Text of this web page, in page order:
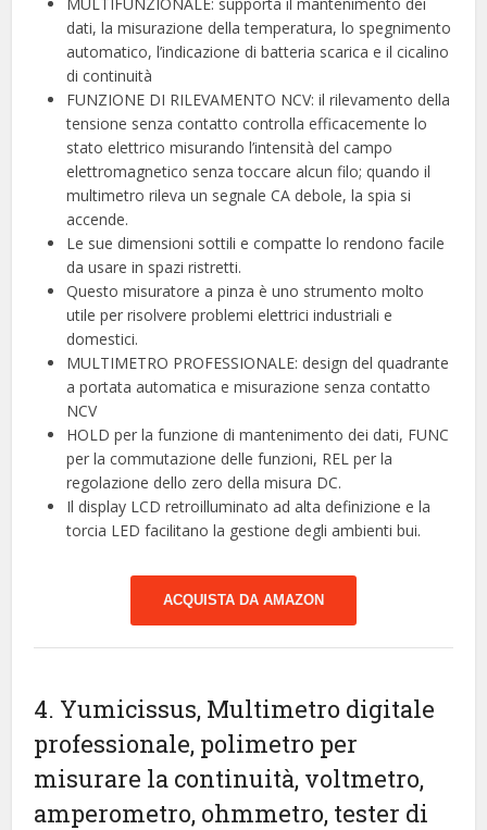
dati, la misurazione della temperatura, lo spegnimento
automatico, l’indicazione di batteria scarica e il cicalino
di continuità
FUNZIONE DI RILEVAMENTO NCV: il rilevamento della
tensione senza contatto controlla efficacemente lo
stato elettrico misurando l’intensità del campo
elettromagnetico senza toccare alcun filo; quando il
multimetro rileva un segnale CA debole, la spia si
accende.
Le sue dimensioni sottili e compatte lo rendono facile
da usare in spazi ristretti.
Questo misuratore a pinza è uno strumento molto
utile per risolvere problemi elettrici industriali e
domestici.
MULTIMETRO PROFESSIONALE: design del quadrante
a portata automatica e misurazione senza contatto
NCV
HOLD per la funzione di mantenimento dei dati, FUNC
per la commutazione delle funzioni, REL per la
regolazione dello zero della misura DC.
Il display LCD retroilluminato ad alta definizione e la
torcia LED facilitano la gestione degli ambienti bui.
ACQUISTA DA AMAZON
4. Yumicissus, Multimetro digitale
professionale, polimetro per
misurare la continuità, voltmetro,
amperometro, ohmmetro, tester di